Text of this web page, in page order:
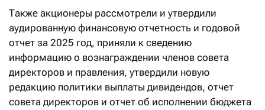
Также акционеры рассмотрели и утвердили
аудированную финансовую отчетность и годовой
отчет за 2025 год, приняли к сведению
информацию о вознаграждении членов совета
директоров и правления, утвердили новую
редакцию политики выплаты дивидендов, отчет
совета директоров и отчет об исполнении бюджета